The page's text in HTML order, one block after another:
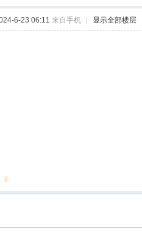
6-23 06:11 来自手机 显示全部楼层